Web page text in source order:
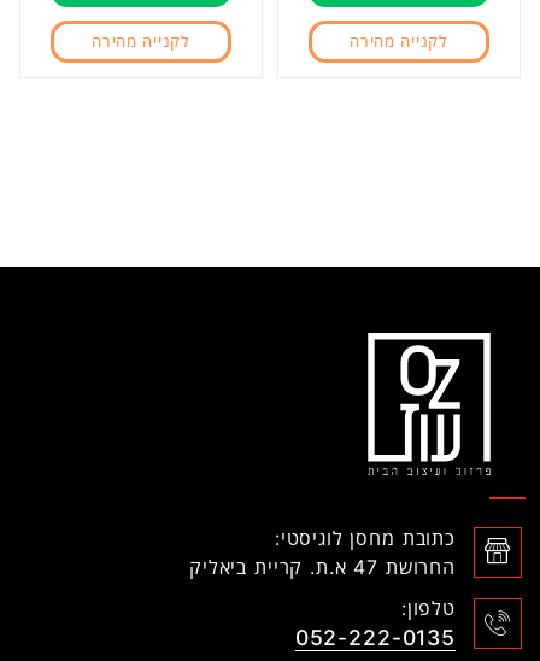
לקנייה מהירה לקנייה מהירה
כתובת מחסן לוגיסטי:
החרושת 47 א.ת. קריית ביאליק
טלפון:
052-222-0135